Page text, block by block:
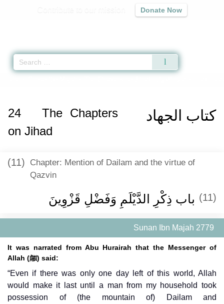
Donate Now
كتاب الجهاد 24
The Chapters
on Jihad
(11) Chapter: Mention of Dailam and the virtue of
Qazvin
(11) باب ذِكْرِ الدَّيْلَمِ وَفَضْلِ قَزْوِينَ
Sunan Ibn Majah 2779
It was narrated from Abu Hurairah that the Messenger of
Allah (ﷺ) said:
“Even if there was only one day left of this world, Allah
would make it last until a man from my household took
possession of (the mountain of) Dailam and